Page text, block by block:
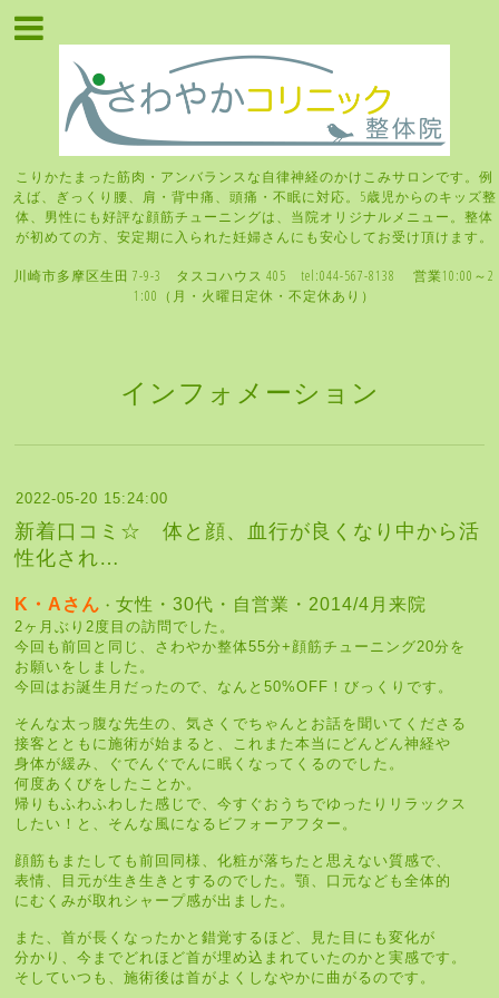
こりかたまった筋肉・アンバランスな自律神経のかけこみサロンです。例
えば、ぎっくり腰、肩・背中痛、頭痛・不眠に対応。5歳児からのキッズ整
体、男性にも好評な顔筋チューニングは、当院オリジナルメニュー。整体
が初めての方、安定期に入られた妊婦さんにも安心してお受け頂けます。
川崎市多摩区生田 7-9-3 タスコハウス 405 tel:044-567-8138 営業10:00～2
1:00（月・火曜日定休・不定休あり）
インフォメーション
2022-05-20 15:24:00
新着口コミ☆ 体と顔、血行が良くなり中から活
性化され…
K・Aさん ・女性・30代・自営業・2014/4月来院
2ヶ月ぶり2度目の訪問でした。
今回も前回と同じ、さわやか整体55分+顔筋チューニング20分を
お願いをしました。
今回はお誕生月だったので、なんと50%OFF！びっくりです。
そんな太っ腹な先生の、気さくでちゃんとお話を聞いてくださる
接客とともに施術が始まると、これまた本当にどんどん神経や
身体が緩み、ぐでんぐでんに眠くなってくるのでした。
何度あくびをしたことか。
帰りもふわふわした感じで、今すぐおうちでゆったりリラックス
したい！と、そんな風になるビフォーアフター。
顔筋もまたしても前回同様、化粧が落ちたと思えない質感で、
表情、目元が生き生きとするのでした。顎、口元なども全体的
にむくみが取れシャープ感が出ました。
また、首が長くなったかと錯覚するほど、見た目にも変化が
分かり、今までどれほど首が埋め込まれていたのかと実感です。
そしていつも、施術後は首がよくしなやかに曲がるのです。